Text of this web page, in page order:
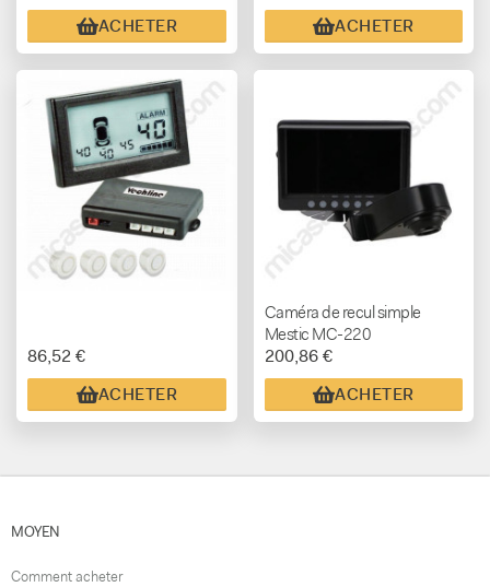
ACHETER ACHETER
86,52 €
ACHETER
Caméra de recul simple
Mestic MC-220
200,86 €
ACHETER
MOYEN
Comment acheter